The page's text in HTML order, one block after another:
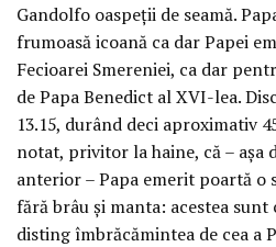
Gandolfo oaspeţii de seamă.
frumoasă icoană ca dar Papei
Fecioarei Smereniei, ca dar
de Papa Benedict al XVI-lea.
13.15, durând deci aproximativ
notat, privitor la haine, că – aşa
anterior – Papa emerit poartă o
fără brâu şi manta: acestea
disting îmbrăcămintea de cea a